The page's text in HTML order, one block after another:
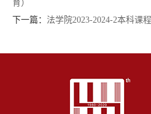
育）
下一篇： 法学院2023-2024-2本科课